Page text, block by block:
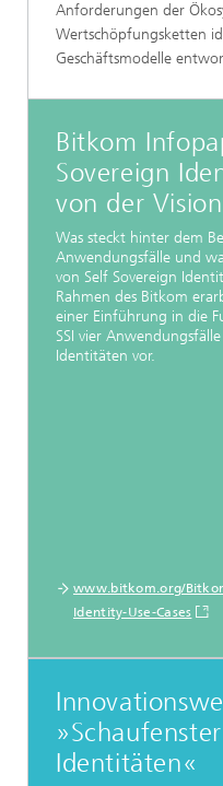
Anforderungen der
Wertschöpfungsketten
Geschäftsmodelle
Bitkom
Sovereign
von der
Was steckt hinter dem
Anwendungsfälle und
von Self Sovereign
Rahmen des Bitkom
einer Einführung in die
SSI vier
Identitäten vor.
www.bitkom.org/
Identity-Use-Cases
Identitäten«